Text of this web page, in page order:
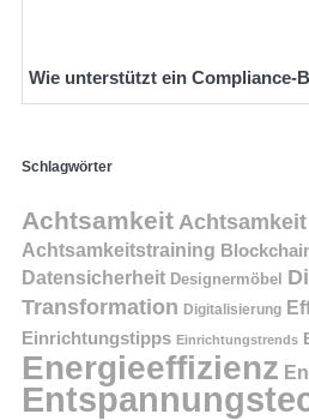
Wie unterstützt ein Compliance-
Schlagwörter
Achtsamkeit
Achtsamkeitstraining
Datensicherheit Designermöbel
Transformation Digitalisierung
Einrichtungstipps Einrichtungstrends
Energieeffizienz